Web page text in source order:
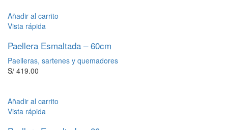
Añadir al carrito
Vista rápida
Paellera Esmaltada – 60cm
Paelleras, sartenes y quemadores
S/ 419.00
Añadir al carrito
Vista rápida